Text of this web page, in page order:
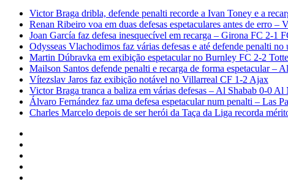
Victor Braga dribla, defende penalti recorde a Ivan Toney e a
Renan Ribeiro voa em duas defesas espetaculares antes de erro –
Joan García faz defesa inesquecível em recarga – Girona FC 2-1
Odysseas Vlachodimos faz várias defesas e até defende penalti
Martin Dúbravka em exibição espetacular no Burnley FC 2-2
Mailson Santos defende penalti e recarga de forma espetacular –
Vítezslav Jaros faz exibição notável no Villarreal CF 1-2 Ajax
Victor Braga tranca a baliza em várias defesas – Al Shabab 0-0 Al
Álvaro Fernández faz uma defesa espetacular num penalti – Las
Charles Marcelo depois de ser herói da Taça da Liga recorda